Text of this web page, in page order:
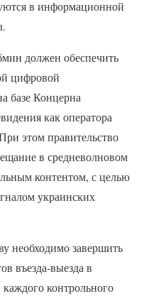
в информационной
должен обеспечить
цифровой
базе Концерна
как оператора
этом правительство
в средневолновом
контентом, с целью
украинских
необходимо завершить
въезда-выезда в
контрольного